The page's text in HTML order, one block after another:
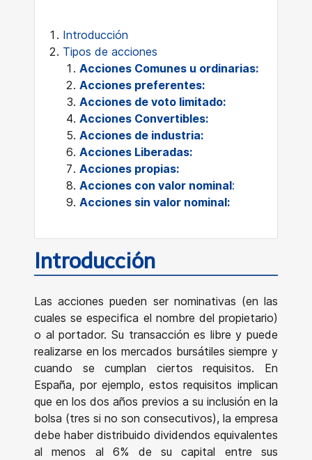
Introducción
Tipos de acciones
Acciones Comunes u ordinarias:
Acciones preferentes:
Acciones de voto limitado:
Acciones Convertibles:
Acciones de industria:
Acciones Liberadas:
Acciones propias:
Acciones con valor nominal:
Acciones sin valor nominal:
Introducción
Las acciones pueden ser nominativas (en las
cuales se especifica el nombre del propietario)
o al portador. Su transacción es libre y puede
realizarse en los mercados bursátiles siempre y
cuando se cumplan ciertos requisitos. En
España, por ejemplo, estos requisitos implican
que en los dos años previos a su inclusión en la
bolsa (tres si no son consecutivos), la empresa
debe haber distribuido dividendos equivalentes
al menos al 6% de su capital entre sus